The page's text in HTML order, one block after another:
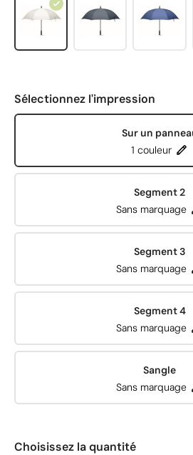
Sélectionnez l'impression
Sur un
1 couleur
Segment 2
Sans marquage
Segment 3
Sans marquage
Segment 4
Sans marquage
Sangle
Sans marquage
Choisissez la quantité